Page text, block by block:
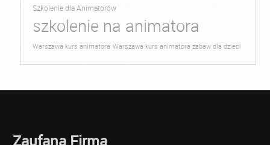
Szkolenie dla Animatorów
szkolenie na animatora
Warszawa kurs animatora Warszawa kurs animatora zabaw dla dzieci
Zaufana Firma